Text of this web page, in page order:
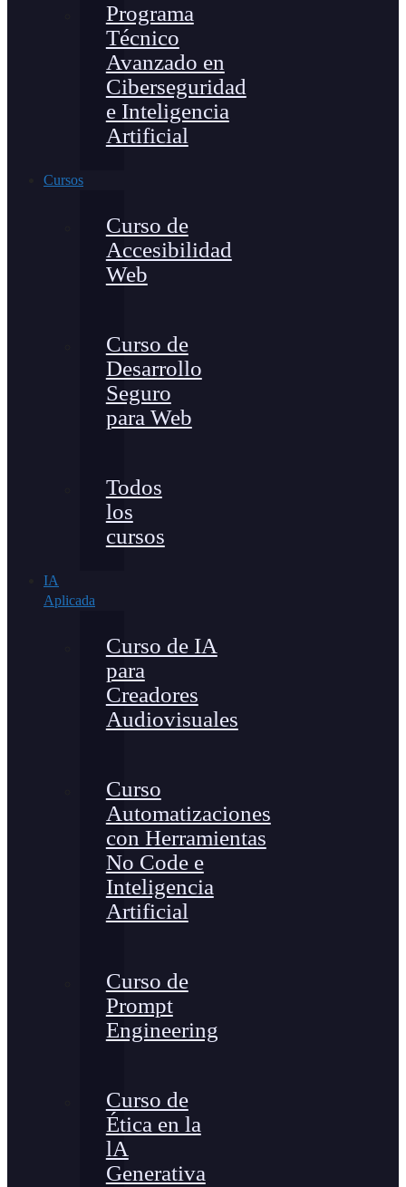
Programa
Técnico
Avanzado en
Ciberseguridad
e Inteligencia
Artificial
Cursos
Curso de
Accesibilidad
Web
Curso de
Desarrollo
Seguro
para Web
Todos
los
cursos
IA
Aplicada
Curso de IA
para
Creadores
Audiovisuales
Curso
Automatizaciones
con Herramientas
No Code e
Inteligencia
Artificial
Curso de
Prompt
Engineering
Curso de
Ética en la
lA
Generativa